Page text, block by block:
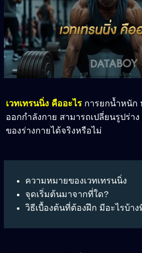
เวทเทรนนิ่ง คืออะไร การยกน้ำหนัก
ออกกำลังกาย สามารถเปลี่ยนรูปร่า
ของร่างกายได้จริงหรือไม่
ความหมายของเวทเทรนนิ่ง
จุดเริ่มต้นมาจากที่ใด?
วิธีเบื้องต้นที่ต้องฝึก มีอะไรบ้าง